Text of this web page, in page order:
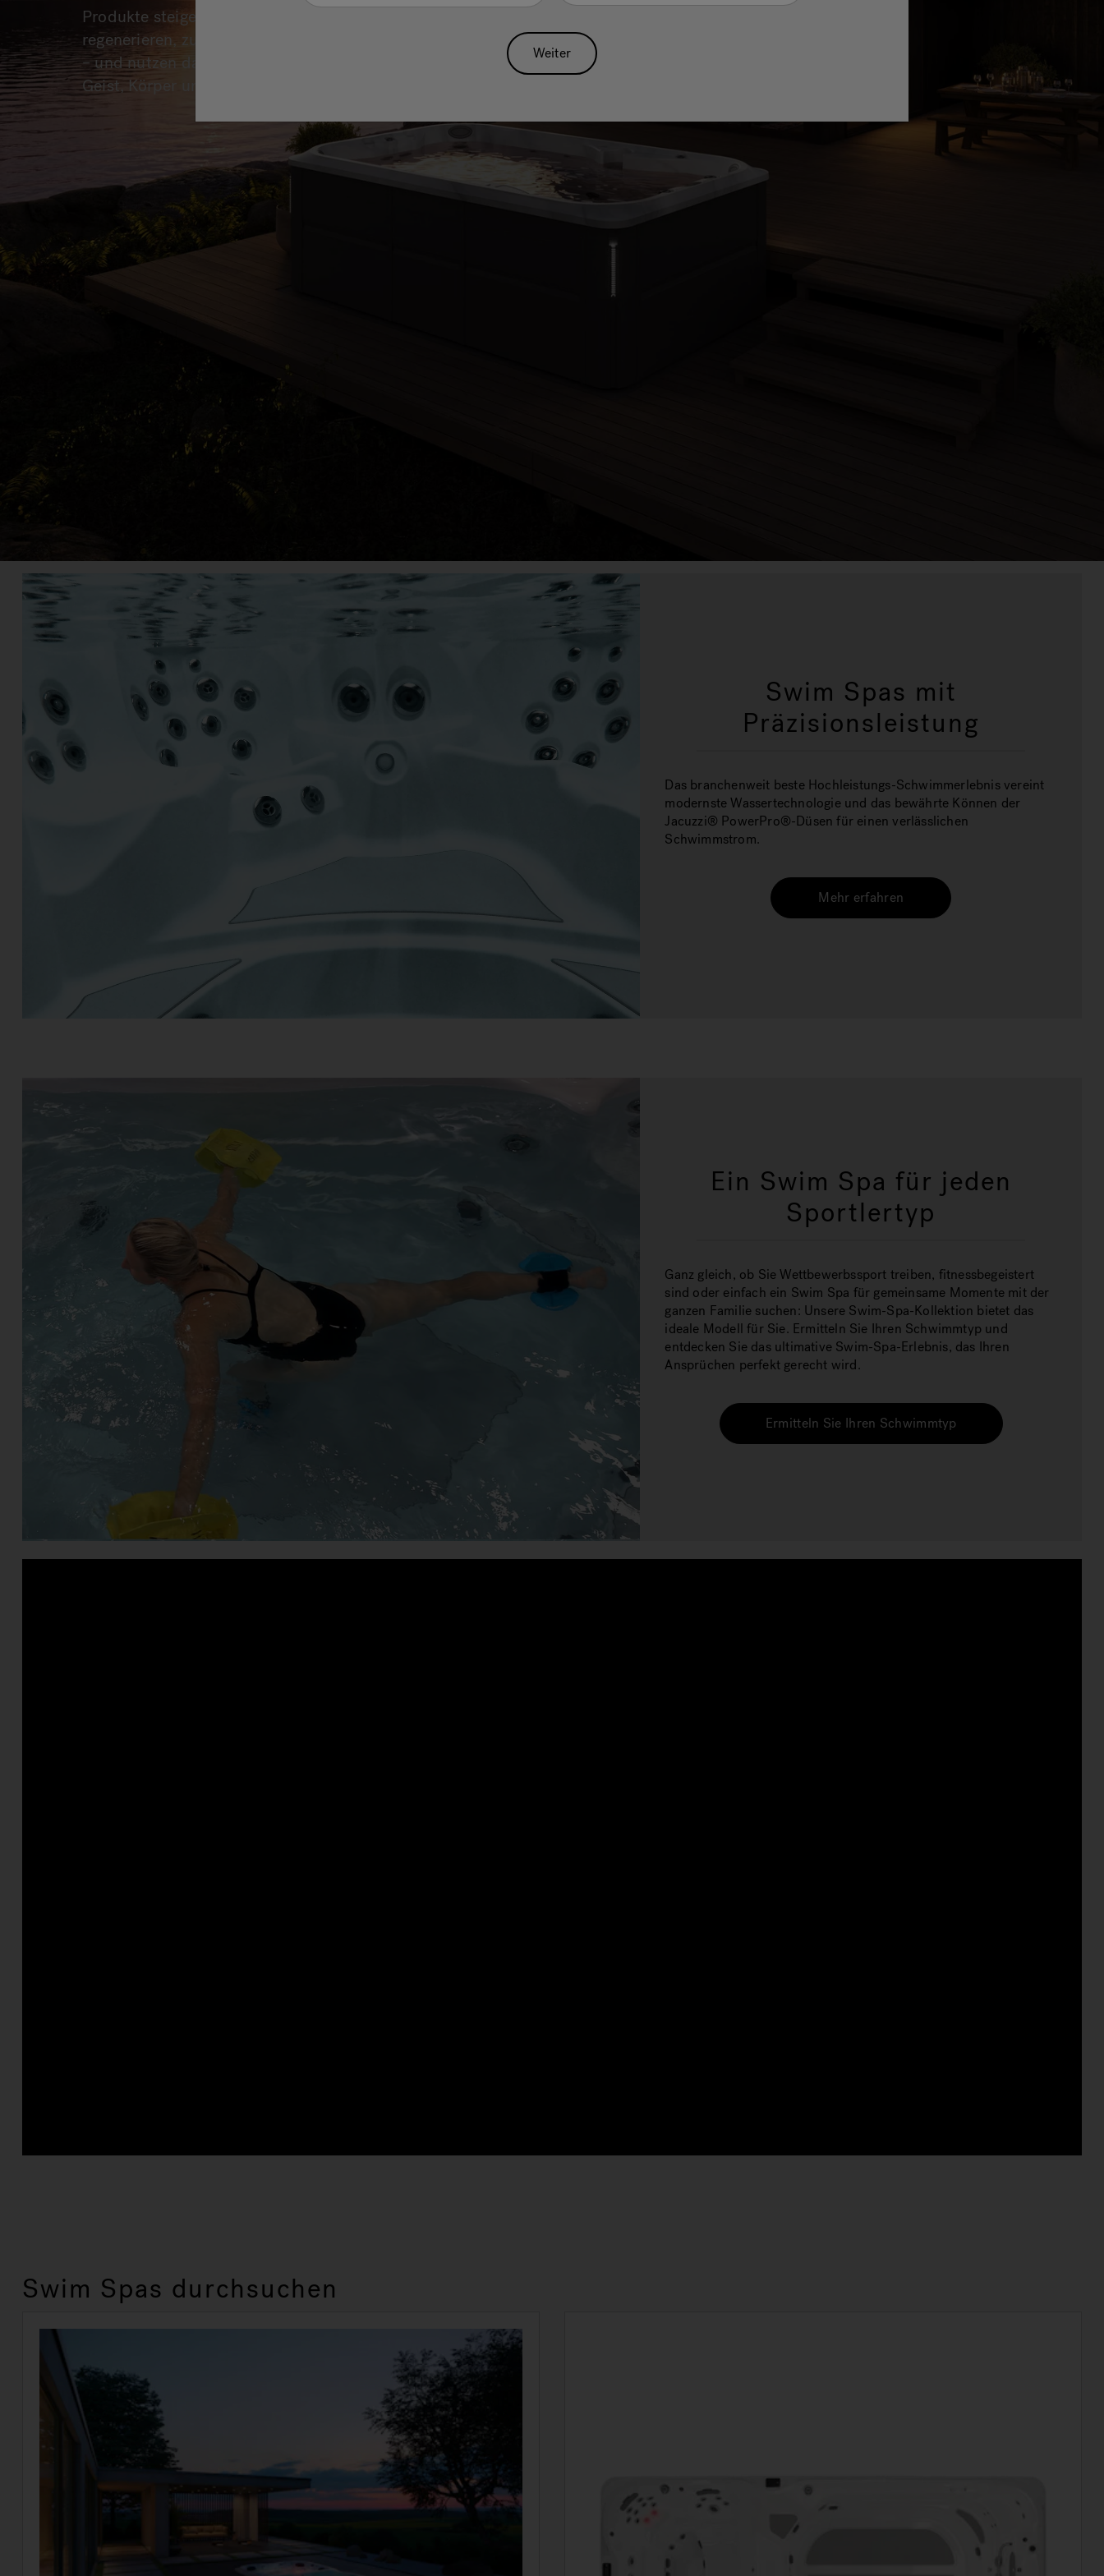
Produkte steigern Ihre Fähigkeit zu trainieren, zu
regenerieren, zu entspannen und Leistung zu bringen
– und nutzen dabei die natürliche Kraft des Wassers,
Geist, Körper und Seele zu stärken.
Swim Spas mit
Präzisionsleistung
Das branchenweit beste Hochleistungs-Schwimmerlebnis vereint
modernste Wassertechnologie und das bewährte Können der
Jacuzzi® PowerPro®-Düsen für einen verlässlichen
Schwimmstrom.
Mehr erfahren
Ein Swim Spa für jeden
Sportlertyp
Ganz gleich, ob Sie Wettbewerbssport treiben, fitnessbegeistert
sind oder einfach ein Swim Spa für gemeinsame Momente mit der
ganzen Familie suchen: Unsere Swim-Spa-Kollektion bietet das
ideale Modell für Sie. Ermitteln Sie Ihren Schwimmtyp und
entdecken Sie das ultimative Swim-Spa-Erlebnis, das Ihren
Ansprüchen perfekt gerecht wird.
Ermitteln Sie Ihren Schwimmtyp
Swim Spas durchsuchen
Weiter